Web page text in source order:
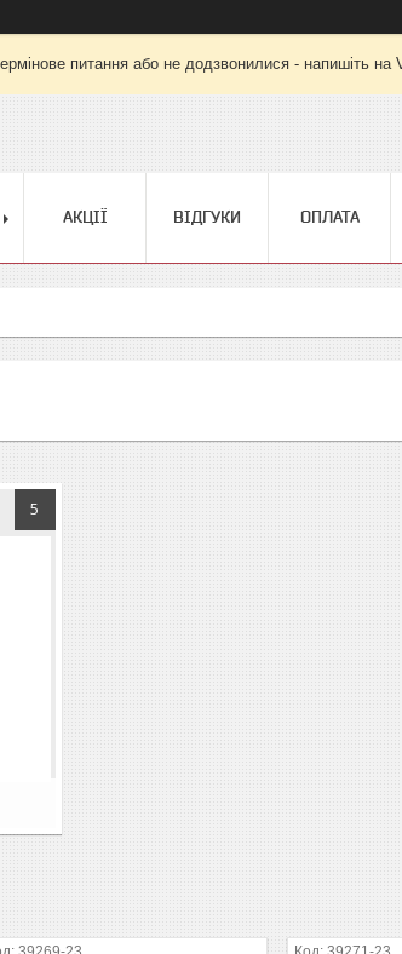
питання або не додзвонилися - напишіть
АКЦІЇ ВІДГУКИ ОПЛАТА
5